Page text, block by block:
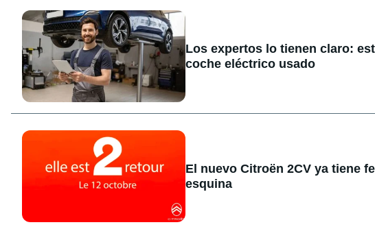
Los expertos lo tienen claro:
coche eléctrico usado
El nuevo Citroën 2CV ya tiene
esquina